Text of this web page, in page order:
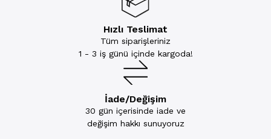
Hızlı Teslimat
Tüm siparişleriniz
1 - 3 iş günü içinde kargoda!
İade/Değişim
30 gün içerisinde iade ve
değişim hakkı sunuyoruz